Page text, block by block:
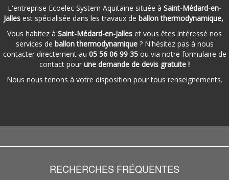
L'entreprise Ecoelec System Aquitaine située à Saint-Médard-en-
Jalles est spécialisée dans les travaux de ballon thermodynamique,
Vous habitez à Saint-Médard-en-Jalles et vous êtes intéressé nos
services de ballon thermodynamique ? N'hésitez pas à nous
contacter directement au 05 56 06 99 35 ou via notre formulaire de
contact pour une demande de devis gratuite !
Nous nous tenons à votre disposition pour tous renseignements.
RECHERCHES FRÉQUENTES